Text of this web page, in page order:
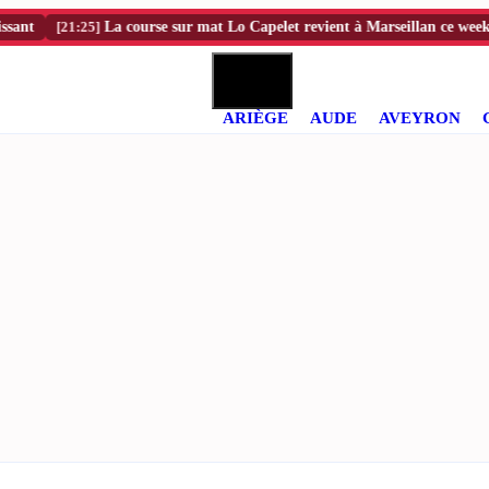
[21:25] La course sur mat Lo Capelet revient à Marseillan ce weekend
ARIÈGE AUDE AVEYRON